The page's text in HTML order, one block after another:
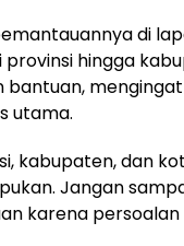
di
hingga
bantuan,
utama.
kabupaten, dan
Jangan
karena persoalan